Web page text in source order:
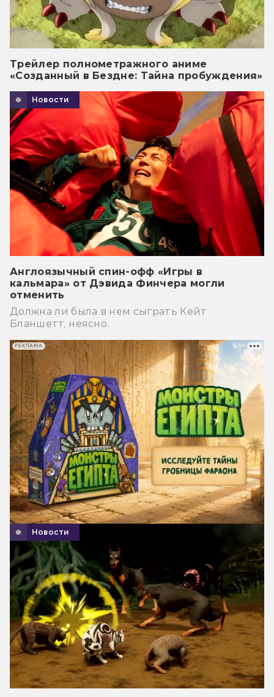
Трейлер полнометражного аниме
«Созданный в Бездне: Тайна пробуждения»
Новости
Англоязычный спин-офф «Игры в
кальмара» от Дэвида Финчера могли
отменить
Должна ли была в нем сыграть Кейт
Бланшетт, неясно.
Новости
РЕКЛАМА